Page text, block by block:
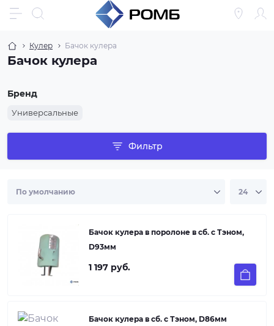
Кулер Бачок кулера
Бачок кулера
Бренд
Универсальные
Фильтр
Бачок кулера в поролоне в сб. с Тэном,
D93мм
1 197 руб.
Бачок кулера в сб. с Тэном, D86мм